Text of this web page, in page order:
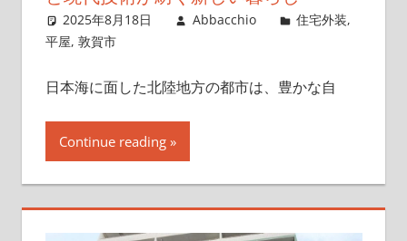
2025年8月18日 Abbacchio 住宅外装,
平屋, 敦賀市
日本海に面した北陸地方の都市は、豊かな自
Continue reading